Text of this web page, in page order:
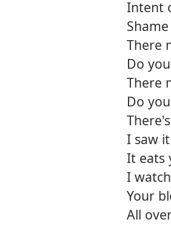
Intent
There
Do
There
Do
I saw
It eats
I
Your
All